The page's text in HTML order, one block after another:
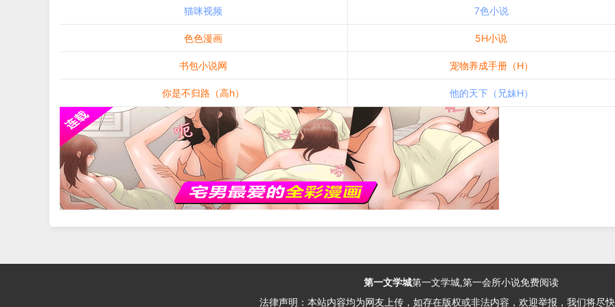
猫咪视频 7色小说
色色漫画 5H小说
书包小说网 宠物养成手册（H）
你是不归路（高h） 他的天下（兄妹H）
第一文学城第一文学城,第一会所小说免费阅读
法律声明：本站内容均为网友上传，如存在版权或非法内容，欢迎举报，我们将尽快